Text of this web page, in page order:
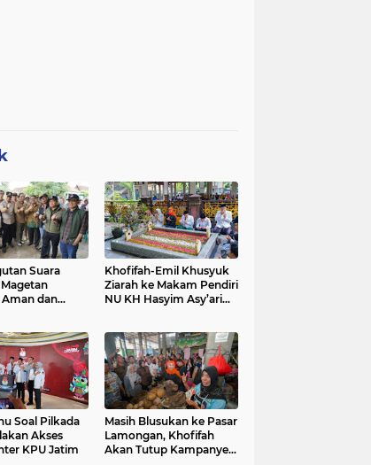
Suara
Aman dan
Khofifah-Emil Khusyuk
Ziarah ke Makam Pendiri
NU KH Hasyim Asy’ari
Soal Pilkada
Akses
KPU Jatim
Masih Blusukan ke Pasar
Lamongan, Khofifah
Akan Tutup Kampanye